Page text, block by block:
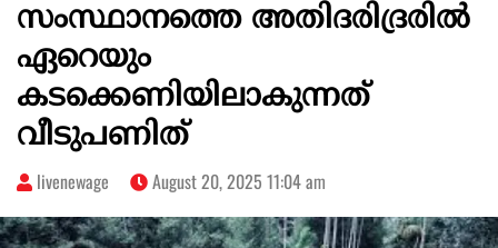
സംസ്ഥാനത്തെ അതിദരിദ്രരിൽ
ഏറെയും
കടക്കെണിയിലാകുന്നത്
വീടുപണിത്
livenewage August 20, 2025 11:04 am